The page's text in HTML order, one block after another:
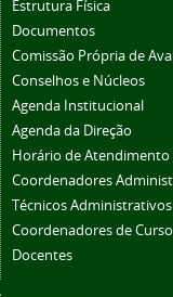
Estrutura Física
Documentos
Comissão Própria de
Conselhos e Núcleos
Agenda Institucional
Agenda da Direção
Horário de Atendimento
Coordenadores
Técnicos Administrativos
Coordenadores de Curso
Docentes